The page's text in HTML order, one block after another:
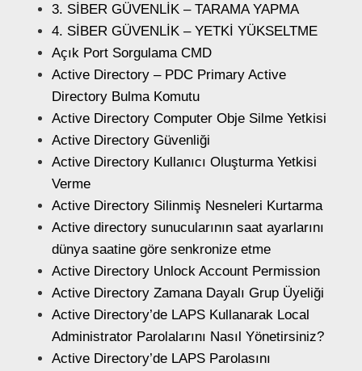
3. SİBER GÜVENLİK – TARAMA YAPMA
4. SİBER GÜVENLİK – YETKİ YÜKSELTME
Açık Port Sorgulama CMD
Active Directory – PDC Primary Active
Directory Bulma Komutu
Active Directory Computer Obje Silme Yetkisi
Active Directory Güvenliği
Active Directory Kullanıcı Oluşturma Yetkisi
Verme
Active Directory Silinmiş Nesneleri Kurtarma
Active directory sunucularının saat ayarlarını
dünya saatine göre senkronize etme
Active Directory Unlock Account Permission
Active Directory Zamana Dayalı Grup Üyeliği
Active Directory’de LAPS Kullanarak Local
Administrator Parolalarını Nasıl Yönetirsiniz?
Active Directory’de LAPS Parolasını